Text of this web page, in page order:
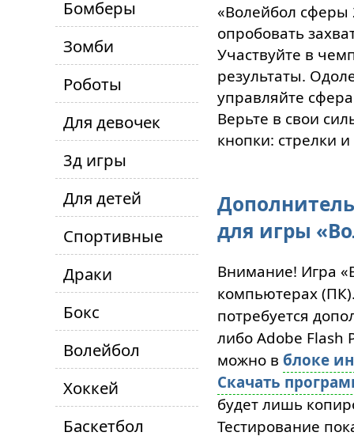
Бомберы
Зомби
Роботы
Для девочек
3д игры
Для детей
Спортивные
Драки
Бокс
Волейбол
Хоккей
Баскетбол
«Волейбол сферы
опробовать
Участвуйте в
результаты.
управляйте
Верьте в свои
кнопки: стрелки
для игры
Внимание! Игра
компьютерах
потребуется
либо Adobe Flash
можно в блоке
Скачать
будет лишь
Тестирование